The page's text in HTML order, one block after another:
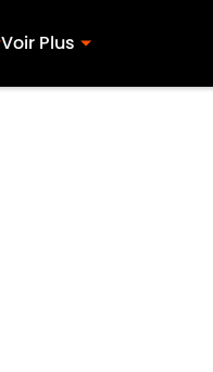
Voir Plus